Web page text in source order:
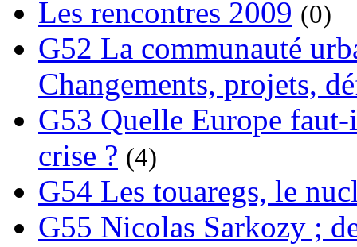
Les rencontres 2009 (0)
G52 La communauté
Changements, projets,
G53 Quelle Europe
crise ? (4)
G54 Les touaregs, le
G55 Nicolas Sarkozy ;